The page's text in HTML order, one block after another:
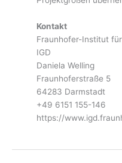
Kontakt
Fraunhofer-Institut
IGD
Daniela Welling
Fraunhoferstraße 5
64283 Darmstadt
+49 6151 155-146
https://